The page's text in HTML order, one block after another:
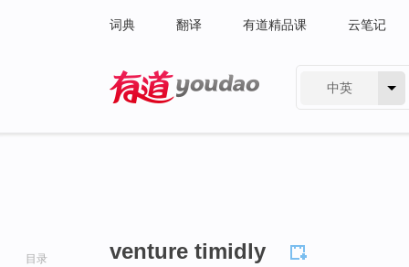
词典 翻译 有道精品课 云笔记
中英
目录 venture timidly